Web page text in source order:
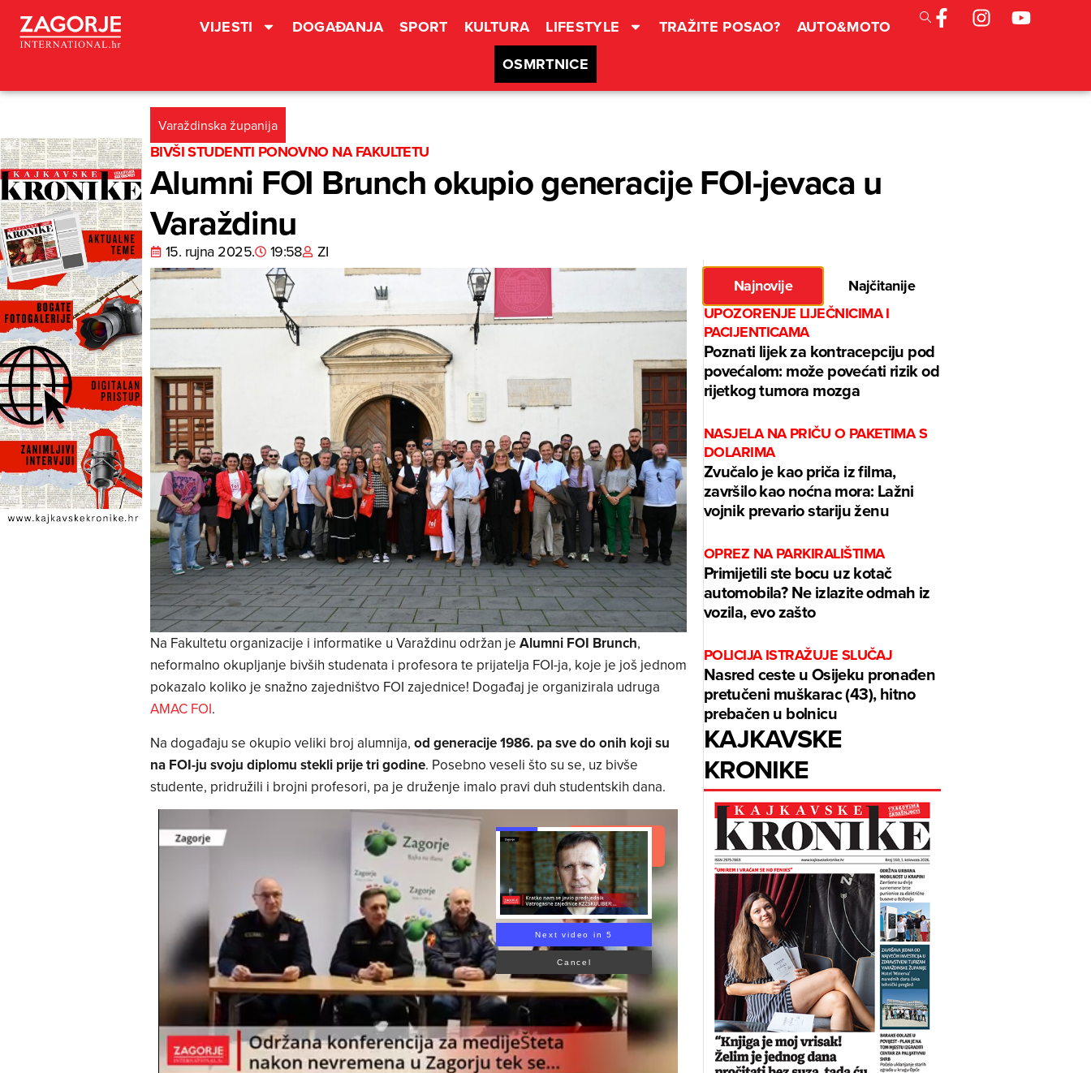
VIJESTI DOGAĐANJA SPORT KULTURA LIFESTYLE TRAŽITE POSAO?
AUTO&MOTO
OSMRTNICE
Varaždinska županija
BIVŠI STUDENTI PONOVNO NA FAKULTETU
Alumni FOI Brunch okupio generacije FOI-jevaca u
Varaždinu
15. rujna 2025. 19:58 ZI
Na Fakultetu organizacije i informatike u Varaždinu održan je Alumni FOI Brunch,
neformalno okupljanje bivših studenata i profesora te prijatelja FOI-ja, koje je još jednom
pokazalo koliko je snažno zajedništvo FOI zajednice! Događaj je organizirala udruga
AMAC FOI.
Na događaju se okupio veliki broj alumnija, od generacije 1986. pa sve do onih koji su
na FOI-ju svoju diplomu stekli prije tri godine. Posebno veseli što su se, uz bivše
studente, pridružili i brojni profesori, pa je druženje imalo pravi duh studentskih dana.
Read Article
Next video in 4
Cancel
Najnovije
Najčitanije
UPOZORENJE LIJEČNICIMA I
PACIJENTICAMA
Poznati lijek za kontracepciju pod
povećalom: može povećati rizik od
rijetkog tumora mozga
NASJELA NA PRIČU O PAKETIMA S
DOLARIMA
Zvučalo je kao priča iz filma,
završilo kao noćna mora: Lažni
vojnik prevario stariju ženu
OPREZ NA PARKIRALIŠTIMA
Primijetili ste bocu uz kotač
automobila? Ne izlazite odmah iz
vozila, evo zašto
POLICIJA ISTRAŽUJE SLUČAJ
Nasred ceste u Osijeku pronađen
pretučeni muškarac (43), hitno
prebačen u bolnicu
KAJKAVSKE
KRONIKE